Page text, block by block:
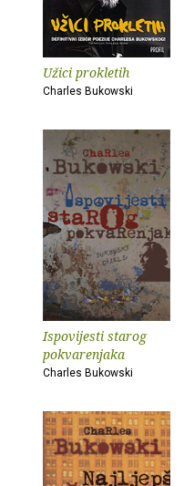
Užici prokletih
Charles Bukowski
Ispovijesti starog
pokvarenjaka
Charles Bukowski